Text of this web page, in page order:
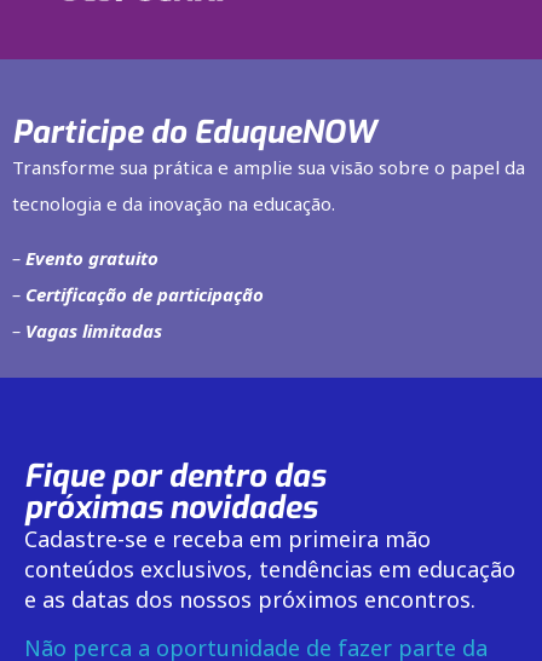
Participe do EduqueNOW
Transforme sua prática e amplie sua visão sobre o papel da
tecnologia e da inovação na educação.
– Evento gratuito
– Certificação de participação
– Vagas limitadas
Fique por dentro das
próximas novidades
Cadastre-se e receba em primeira mão
conteúdos exclusivos, tendências em educação
e as datas dos nossos próximos encontros.
Não perca a oportunidade de fazer parte da